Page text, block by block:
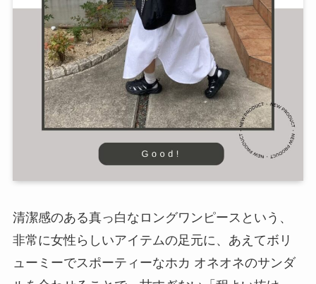
清潔感のある真っ白なロングワンピースという、
非常に女性らしいアイテムの足元に、あえてボリ
ューミーでスポーティーなホカ オネオネのサンダ